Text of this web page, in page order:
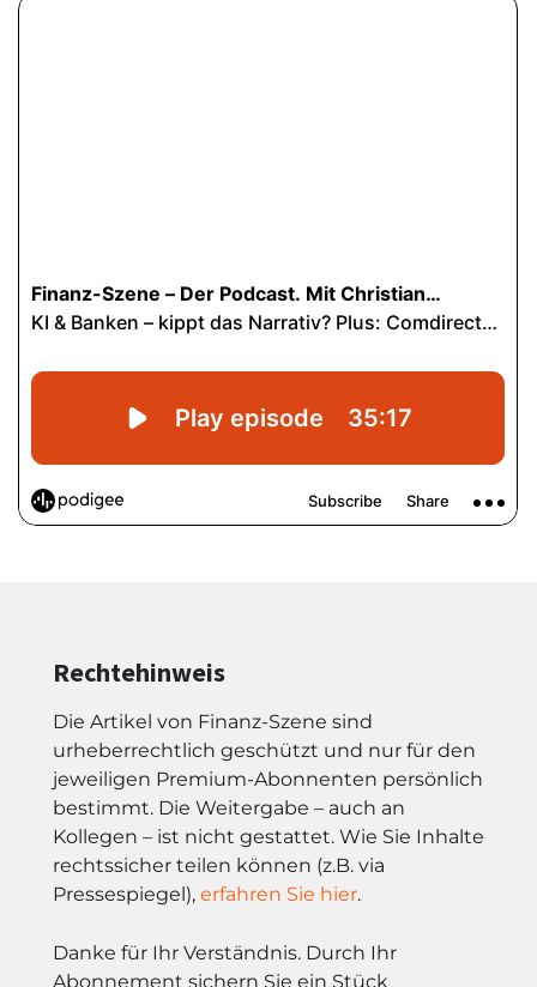
Rechtehinweis
Die Artikel von Finanz-Szene sind
urheberrechtlich geschützt und nur für den
jeweiligen Premium-Abonnenten persönlich
bestimmt. Die Weitergabe – auch an
Kollegen – ist nicht gestattet. Wie Sie Inhalte
rechtssicher teilen können (z.B. via
Pressespiegel), erfahren Sie hier.
Danke für Ihr Verständnis. Durch Ihr
Abonnement sichern Sie ein Stück